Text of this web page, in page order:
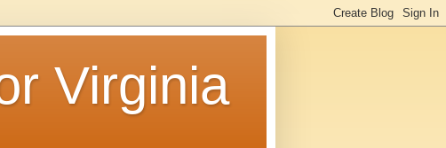
Virginia